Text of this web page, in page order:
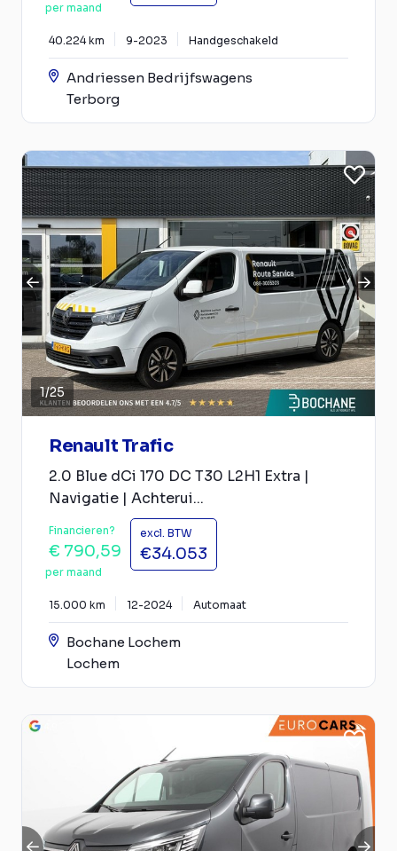
per maand
40.224 km 9-2023 Handgeschakeld
Andriessen Bedrijfswagens
Terborg
1/25
Renault Trafic
2.0 Blue dCi 170 DC T30 L2H1 Extra |
Navigatie | Achterui...
Financieren?
€ 790,59
per maand
excl. BTW
€34.053
15.000 km 12-2024 Automaat
Bochane Lochem
Lochem